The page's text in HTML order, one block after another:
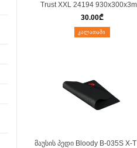
Trust XXL 24194
30.00₾
ᲙᲐᲚᲐᲗᲐᲨᲘ
მაუსის პედი Bloody B-035S X-